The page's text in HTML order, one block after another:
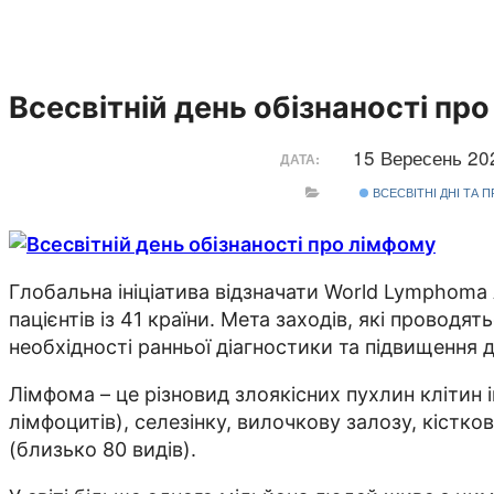
Всесвітній день обізнаності
ДАТА: 15 Вересень
ВСЕСВІТНІ ДНІ ТА
Глобальна ініціатива відзначати World
пацієнтів із 41 країни. Мета заходів, які
необхідності ранньої діагностики та підвищення
Лімфома – це різновид злоякісних пухлин
лімфоцитів), селезінку, вилочкову залозу,
(близько 80 видів).